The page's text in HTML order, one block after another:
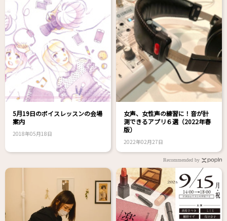
5月19日のボイスレッスンの会場
案内
2018年05月18日
女声、女性声の練習に！音が計
測できるアプリ６選（2022年春
版）
2022年02月27日
Recommended by